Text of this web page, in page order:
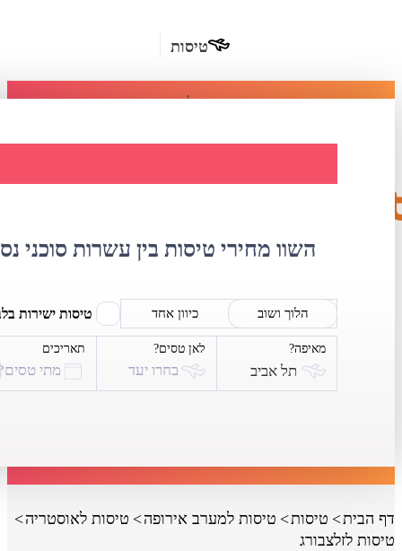
טיסות
מומלץ
בחו"ל
השכרת
רכב
השוו מחירי טיסות בין עשרות סוכני
הלוך ושוב כיוון אחד טיסות ישירות
מאיפה?
תל אביב
לאן טסים?
בחרו יעד
תאריכים
מתי
דף הבית טיסות טיסות למערב אירופה
טיסות לאוסטריה
טיסות לזלצבורג